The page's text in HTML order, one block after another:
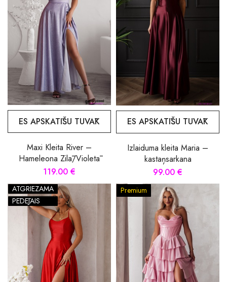
ES APSKATĪŠU TUVĀK
Maxi Kleita River –
Hameleona Zilā/Violetā
119.00 €
ES APSKATĪŠU TUVĀK
Izlaiduma kleita Maria –
kastaņsarkana
99.00 €
ATGRIEZAMA
PĒDĒJAIS
Premium